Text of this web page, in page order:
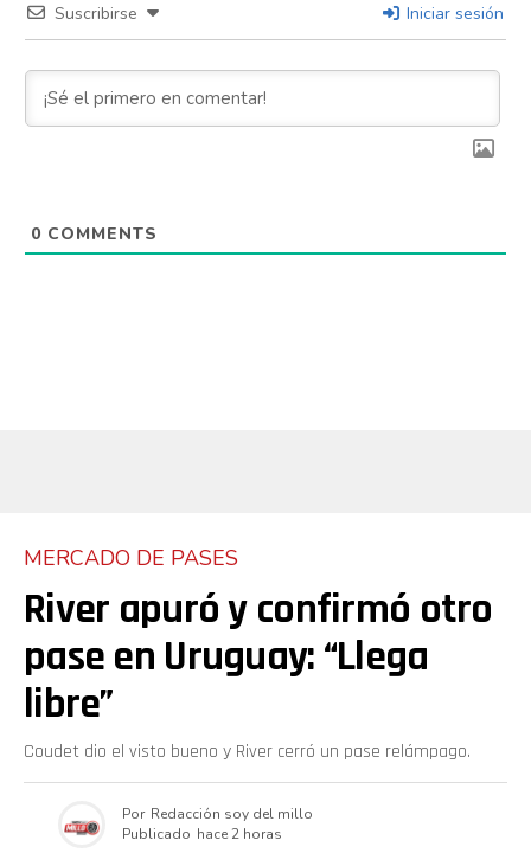
Suscribirse Iniciar sesión
0 COMMENTS
MERCADO DE PASES
River apuró y confirmó otro
pase en Uruguay: “Llega
libre”
Coudet dio el visto bueno y River cerró un pase relámpago.
Por Redacción soy del millo
Publicado hace 2 horas